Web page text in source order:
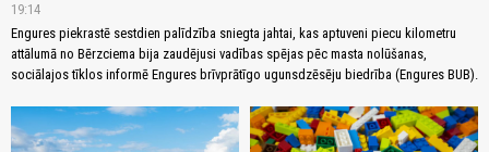
19:14
Engures piekrastē sestdien palīdzība sniegta jahtai, kas aptuveni piecu kilometru
attālumā no Bērzciema bija zaudējusi vadības spējas pēc masta nolūšanas,
sociālajos tīklos informē Engures brīvprātīgo ugunsdzēsēju biedrība (Engures BUB).